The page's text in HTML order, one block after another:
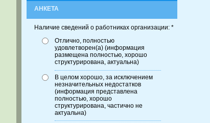
АНКЕТА
Наличие сведений о работниках организации: *
Отлично, полностью
удовлетворен(а) (информация
размещена полностью, хорошо
структурирована, актуальна)
В целом хорошо, за исключением
незначительных недостатков
(информация представлена
полностью, хорошо
структурирована, частично не
актуальна)